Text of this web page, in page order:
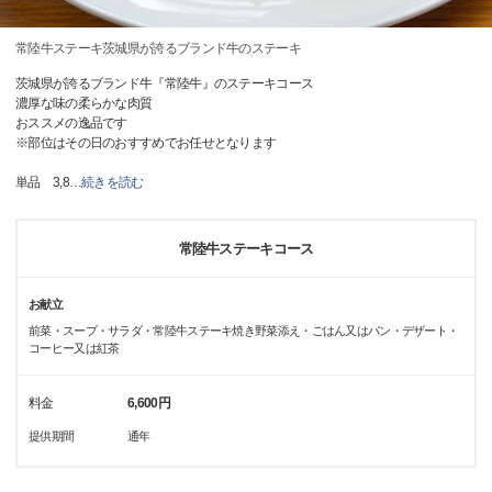
常陸牛ステーキ茨城県が誇るブランド牛のステーキ
茨城県が誇るブランド牛『常陸牛』のステーキコース
濃厚な味の柔らかな肉質
おススメの逸品です
※部位はその日のおすすめでお任せとなります
単品 3,8…続きを読む
常陸牛ステーキコース
お献立
前菜・スープ・サラダ・常陸牛ステーキ焼き野菜添え・ごはん又はパン・デザート・
コーヒー又は紅茶
料金 6,600円
提供期間 通年